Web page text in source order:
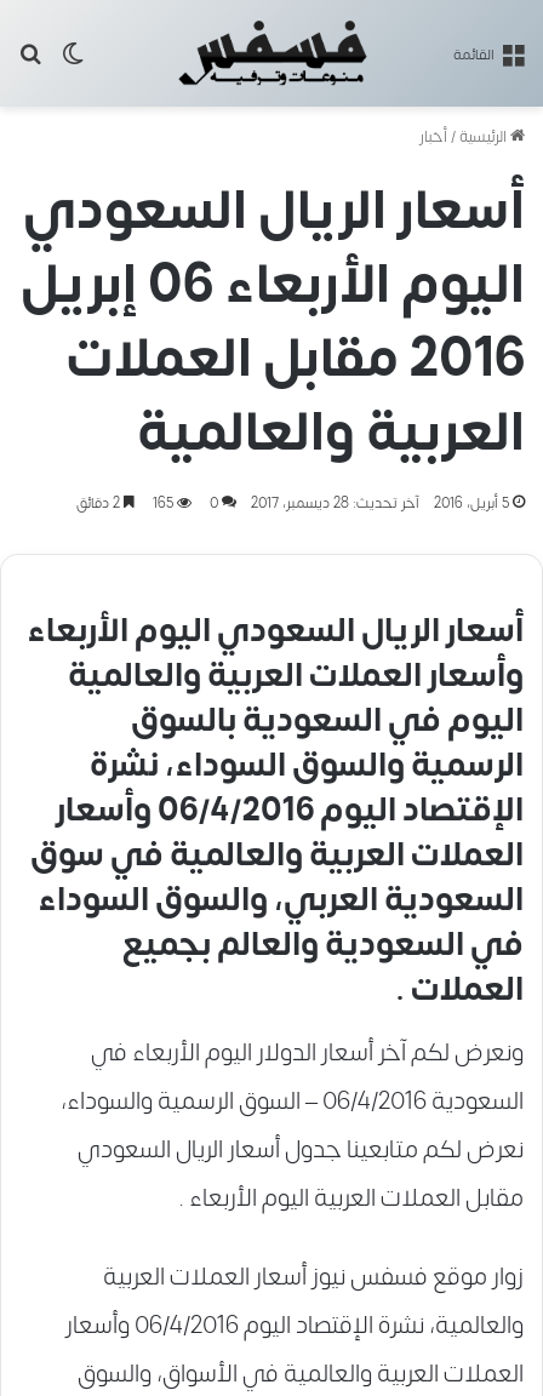
القائمة
الرئيسية/أخبار
أسعار الريال السعودي
اليوم الأربعاء 06 إبريل
2016 مقابل العملات
العربية والعالمية
5 أبريل، 2016 آخر تحديث: 28 ديسمبر، 2017 0
165
أسعار الريال السعودي اليوم الأربعاء
وأسعار العملات العربية والعالمية
اليوم في السعودية بالسوق
الرسمية والسوق السوداء، نشرة
الإقتصاد اليوم 06/4/2016 وأسعار
العملات العربية والعالمية في سوق
السعودية العربي، والسوق السوداء
في السعودية والعالم بجميع
العملات .
ونعرض لكم آخر أسعار الدولار اليوم الأربعاء في
السعودية 06/4/2016 – السوق الرسمية والسوداء،
نعرض لكم متابعينا جدول أسعار الريال السعودي
مقابل العملات العربية اليوم الأربعاء .
زوار موقع فسفس نيوز أسعار العملات العربية
والعالمية، نشرة الإقتصاد اليوم 06/4/2016 وأسعار
العملات العربية والعالمية في الأسواق، والسوق